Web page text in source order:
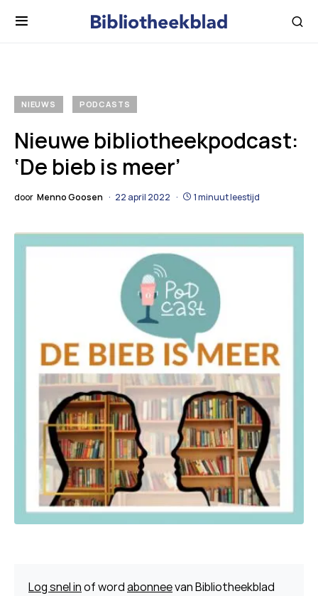
NIEUWS PODCASTS
Nieuwe bibliotheekpodcast:
‘De bieb is meer’
door Menno Goosen 22 april 2022 1 minuut leestijd
Log snel inof wordabonneevan Bibliotheekblad